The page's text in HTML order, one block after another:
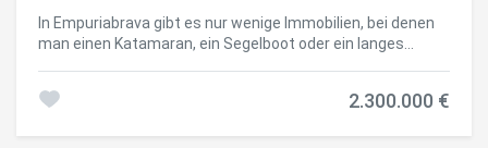
In Empuriabrava gibt es nur wenige Immobilien, bei denen
man einen Katamaran, ein Segelboot oder ein langes
Grenze, die den Tiefgang und die maximale Höhe in den
2.300.000 €